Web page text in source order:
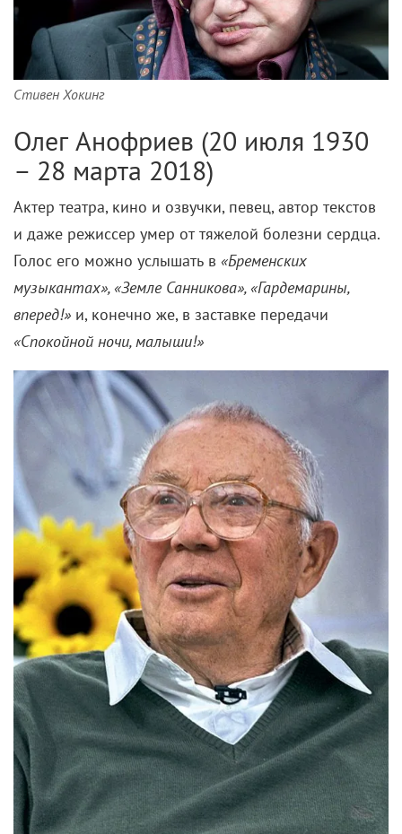
Стивен Хокинг
Олег Анофриев (20 июля 1930
– 28 марта 2018)
Актер театра, кино и озвучки, певец, автор текстов
и даже режиссер умер от тяжелой болезни сердца.
Голос его можно услышать в «Бременских
музыкантах», «Земле Санникова», «Гардемарины,
вперед!» и, конечно же, в заставке передачи
«Спокойной ночи, малыши!»